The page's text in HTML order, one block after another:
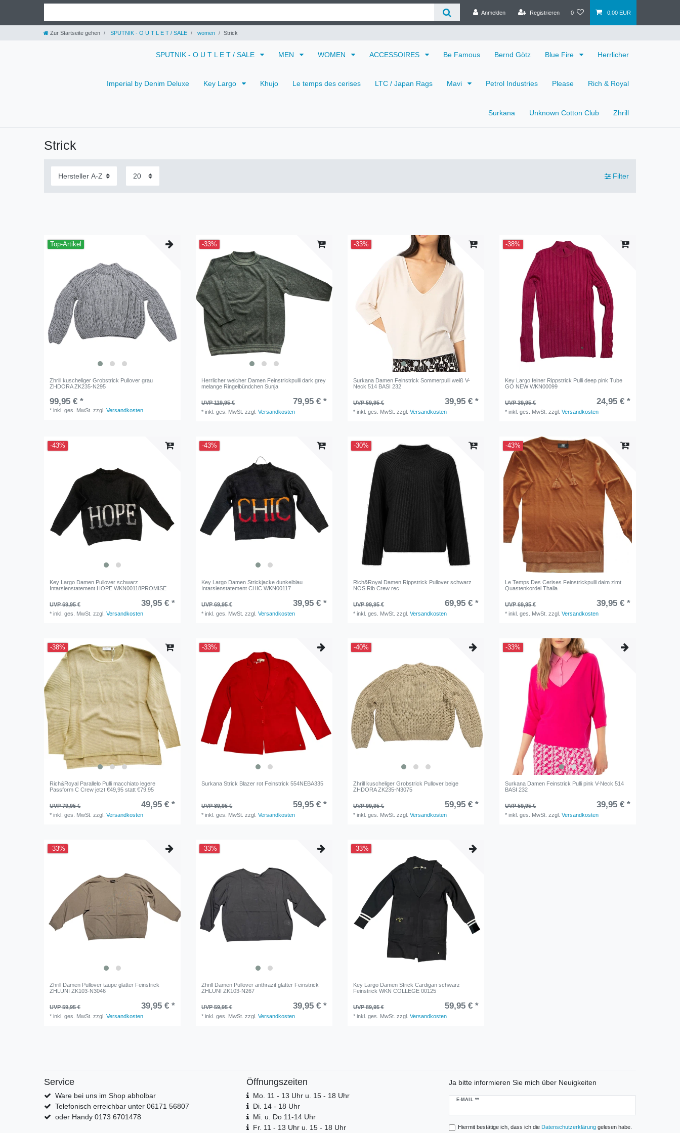
Anmelden Registrieren 0 0,00 EUR
Zur Startseite gehen SPUTNIK - O U T L E T / SALE women Strick
SPUTNIK - O U T L E T / SALE MEN WOMEN ACCESSOIRES Be Famous Bernd Götz Blue Fire Herrlicher
Imperial by Denim Deluxe Key Largo Khujo Le temps des cerises LTC / Japan Rags Mavi Petrol Industries Please Rich & Royal
Surkana Unknown Cotton Club Zhrill
Strick
Filter
Top-Artikel
Zhrill kuscheliger Grobstrick Pullover grau
ZHDORA ZK235-N295
99,95 € *
*inkl. ges. MwSt. zzgl.Versandkosten
-33%
Herrlicher weicher Damen Feinstrickpulli dark grey
melange Ringelbündchen Sunja
UVP 119,95 € 79,95 € *
*inkl. ges. MwSt. zzgl.Versandkosten
-33%
Surkana Damen Feinstrick Sommerpulli weiß V-
Neck 514 BASI 232
UVP 59,95 € 39,95 € *
*inkl. ges. MwSt. zzgl.Versandkosten
-38%
Key Largo feiner Rippstrick Pulli deep pink Tube
GO NEW WKN00099
UVP 39,95 € 24,95 € *
*inkl. ges. MwSt. zzgl.Versandkosten
-43%
Key Largo Damen Pullover schwarz
Intarsienstatement HOPE WKN00118PROMISE
UVP 69,95 € 39,95 € *
*inkl. ges. MwSt. zzgl.Versandkosten
-43%
Key Largo Damen Strickjacke dunkelblau
Intarsienstatement CHIC WKN00117
UVP 69,95 € 39,95 € *
*inkl. ges. MwSt. zzgl.Versandkosten
-30%
Rich&Royal Damen Rippstrick Pullover schwarz
NOS Rib Crew rec
UVP 99,95 € 69,95 € *
*inkl. ges. MwSt. zzgl.Versandkosten
-43%
Le Temps Des Cerises Feinstrickpulli daim zimt
Quastenkordel Thalia
UVP 69,95 € 39,95 € *
*inkl. ges. MwSt. zzgl.Versandkosten
-38%
Rich&Royal Parallelo Pulli macchiato legere
Passform C Crew jetzt €49,95 statt €79,95
UVP 79,95 € 49,95 € *
*inkl. ges. MwSt. zzgl.Versandkosten
-33%
Surkana Strick Blazer rot Feinstrick 554NEBA335
UVP 89,95 € 59,95 € *
*inkl. ges. MwSt. zzgl.Versandkosten
-40%
Zhrill kuscheliger Grobstrick Pullover beige
ZHDORA ZK235-N3075
UVP 99,95 € 59,95 € *
*inkl. ges. MwSt. zzgl.Versandkosten
-33%
Surkana Damen Feinstrick Pulli pink V-Neck 514
BASI 232
UVP 59,95 € 39,95 € *
*inkl. ges. MwSt. zzgl.Versandkosten
-33%
Zhrill Damen Pullover taupe glatter Feinstrick
ZHLUNI ZK103-N3046
UVP 59,95 € 39,95 € *
*inkl. ges. MwSt. zzgl.Versandkosten
-33%
Zhrill Damen Pullover anthrazit glatter Feinstrick
ZHLUNI ZK103-N267
UVP 59,95 € 39,95 € *
*inkl. ges. MwSt. zzgl.Versandkosten
-33%
Key Largo Damen Strick Cardigan schwarz
Feinstrick WKN COLLEGE 00125
UVP 89,95 € 59,95 € *
*inkl. ges. MwSt. zzgl.Versandkosten
Service
Ware bei uns im Shop abholbar
Telefonisch erreichbar unter 06171 56807
oder Handy 0173 6701478
Öffnungszeiten
Mo. 11 - 13 Uhr u. 15 - 18 Uhr
Di. 14 - 18 Uhr
Mi. u. Do 11-14 Uhr
Fr. 11 - 13 Uhr u. 15 - 18 Uhr
Ja bitte informieren Sie mich über Neuigkeiten
E-MAIL **
Newsletter
Hiermit bestätige ich, dass ich die Daten­schutz­erklärunggelesen habe.